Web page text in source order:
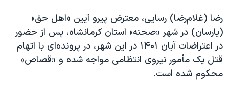
رضا (غلام‌رضا) رسایی، معترض پیرو آیین «اهل حق»
(یارسان) در شهر «صحنه» استان کرمانشاه، پس از حضور
در اعتراضات آبان ۱۴۰۱ در این شهر، در پرونده‌ای با اتهام
قتل یک مأمور نیروی انتظامی مواجه شده و «قصاص»
محکوم شده است.